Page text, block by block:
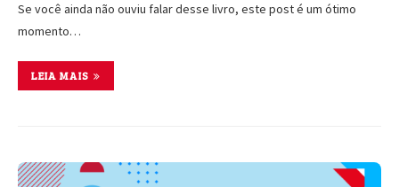
Se você ainda não ouviu falar desse livro, este post é um ótimo
momento…
LEIA MAIS